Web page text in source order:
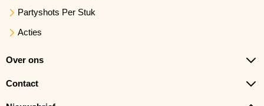
Partyshots Per Stuk
Acties
Over ons
Contact